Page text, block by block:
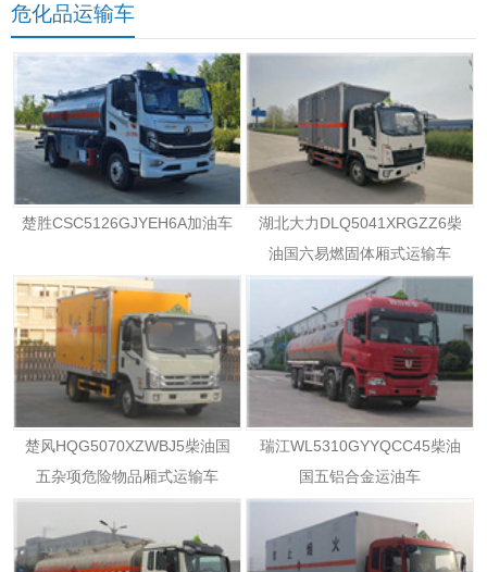
危化品运输车
楚胜CSC5126GJYEH6A加油车
湖北大力DLQ5041XRGZZ6柴
油国六易燃固体厢式运输车
楚风HQG5070XZWBJ5柴油国
五杂项危险物品厢式运输车
瑞江WL5310GYYQCC45柴油
国五铝合金运油车